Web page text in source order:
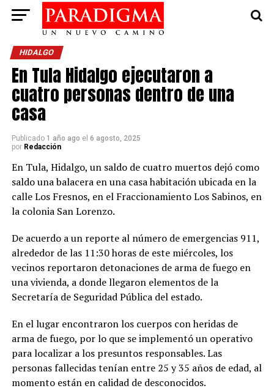
HIDALGO
En Tula Hidalgo ejecutaron a
cuatro personas dentro de una
casa
Publicado 1 año ago el 6 agosto, 2025
por Redacción
En Tula, Hidalgo, un saldo de cuatro muertos dejó como
saldo una balacera en una casa habitación ubicada en la
calle Los Fresnos, en el Fraccionamiento Los Sabinos, en
la colonia San Lorenzo.
De acuerdo a un reporte al número de emergencias 911,
alrededor de las 11:30 horas de este miércoles, los
vecinos reportaron detonaciones de arma de fuego en
una vivienda, a donde llegaron elementos de la
Secretaría de Seguridad Pública del estado.
En el lugar encontraron los cuerpos con heridas de
arma de fuego, por lo que se implementó un operativo
para localizar a los presuntos responsables. Las
personas fallecidas tenían entre 25 y 35 años de edad, al
momento están en calidad de desconocidos.